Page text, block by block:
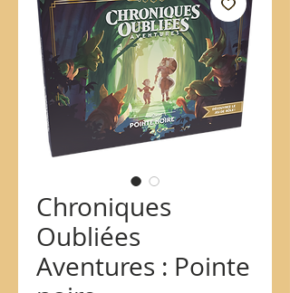
Chroniques
Oubliées
Aventures : Pointe